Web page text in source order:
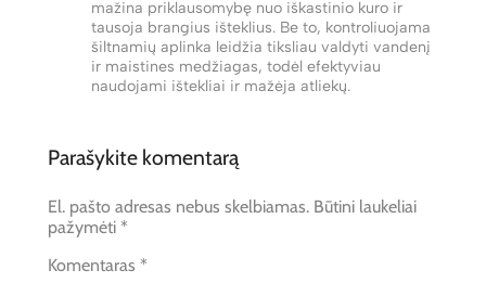
mažina priklausomybę nuo iškastinio kuro ir
tausoja brangius išteklius. Be to, kontroliuojama
šiltnamių aplinka leidžia tiksliau valdyti vandenį
ir maistines medžiagas, todėl efektyviau
naudojami ištekliai ir mažėja atliekų.
Parašykite komentarą
El. pašto adresas nebus skelbiamas. Būtini laukeliai
pažymėti *
Komentaras *